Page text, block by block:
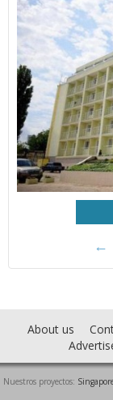
←
About us
Nuestros proyectos: